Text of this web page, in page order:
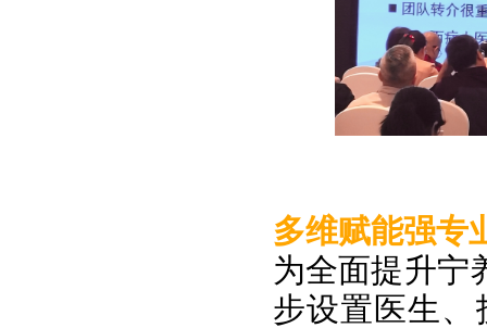
多维赋能强专
为全面提升宁
步设置医生